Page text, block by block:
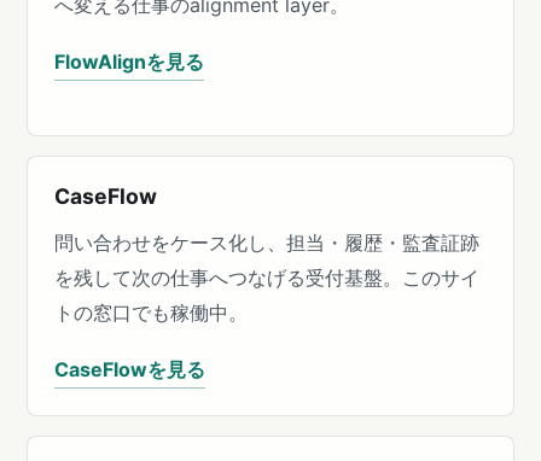
FlowAlignを見る
CaseFlow
問い合わせをケース化し、担当・履歴・監査証跡
を残して次の仕事へつなげる受付基盤。このサイ
トの窓口でも稼働中。
CaseFlowを見る